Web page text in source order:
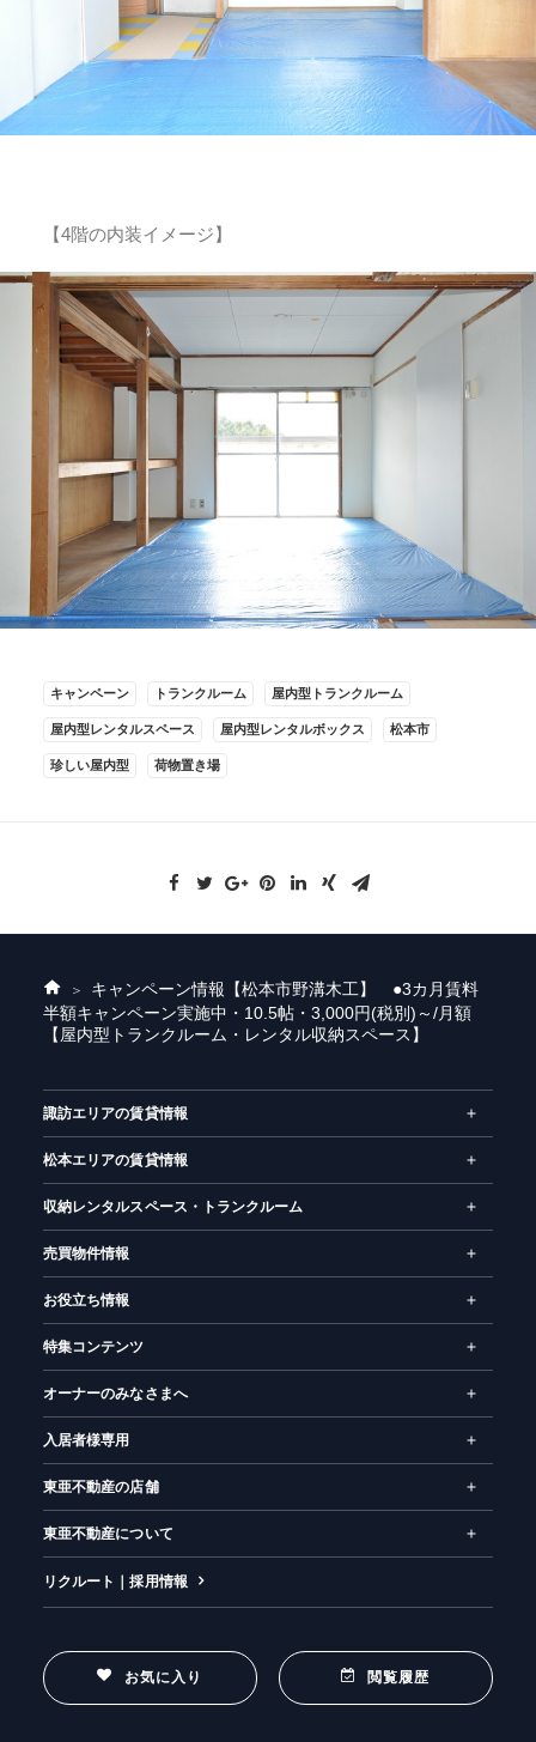
【4階の内装イメージ】
キャンペーン トランクルーム 屋内型トランクルーム
屋内型レンタルスペース 屋内型レンタルボックス 松本市
珍しい屋内型 荷物置き場
ホ
ー
ム
キャンペーン情報 【松本市野溝木工】 ●3カ月賃料
半額キャンペーン実施中・10.5帖・3,000円(税別)～/月額
【屋内型トランクルーム・レンタル収納スペース】
諏訪エリアの賃貸情報
松本エリアの賃貸情報
収納レンタルスペース・トランクルーム
売買物件情報
お役立ち情報
特集コンテンツ
オーナーのみなさまへ
入居者様専用
東亜不動産の店舗
東亜不動産について
リクルート｜採用情報
お気に入り 閲覧履歴